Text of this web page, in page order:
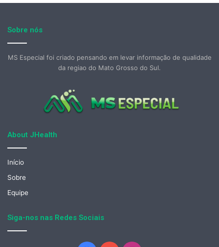
Sobre nós
MS Especial foi criado pensando em levar informação de qualidade
da regiao do Mato Grosso do Sul.
About JHealth
Início
Sobre
Equipe
Siga-nos nas Redes Sociais